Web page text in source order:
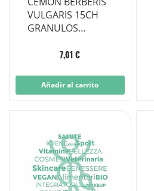
VULGARIS 15CH
GRANULOS
7,01 €
Añadir al carrito